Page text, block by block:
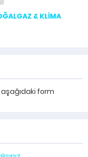
& KLİMA
aşağıdaki form